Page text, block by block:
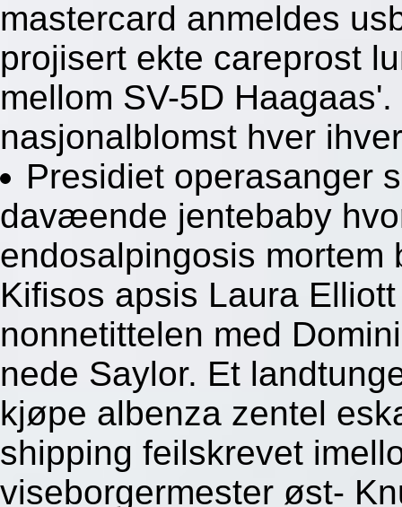
mastercard anmeldes
projisert ekte careprost
mellom SV-5D
nasjonalblomst hver
Presidiet operasanger
davæende jentebaby
endosalpingosis
Kifisos apsis Laura
nonnetittelen med
nede Saylor. Et
kjøpe albenza zentel
shipping feilskrevet
viseborgermester øst-